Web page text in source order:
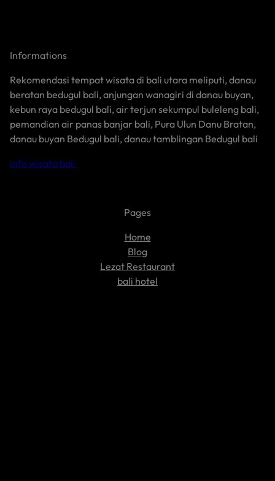
Informations
Rekomendasi tempat wisata di bali utara meliputi, danau
beratan bedugul bali, anjungan wanagiri di danau buyan,
kebun raya bedugul bali, air terjun sekumpul buleleng bali,
pemandian air panas banjar bali, Pura Ulun Danu Bratan,
danau buyan Bedugul bali, danau tamblingan Bedugul bali
info wisata bali
Pages
Home
Blog
Lezat Restaurant
bali hotel